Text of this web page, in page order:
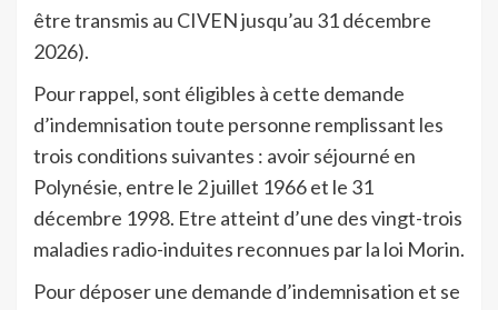
être transmis au CIVEN jusqu’au 31 décembre
2026).
Pour rappel, sont éligibles à cette demande
d’indemnisation toute personne remplissant les
trois conditions suivantes : avoir séjourné en
Polynésie, entre le 2 juillet 1966 et le 31
décembre 1998. Etre atteint d’une des vingt-trois
maladies radio-induites reconnues par la loi Morin.
Pour déposer une demande d’indemnisation et se